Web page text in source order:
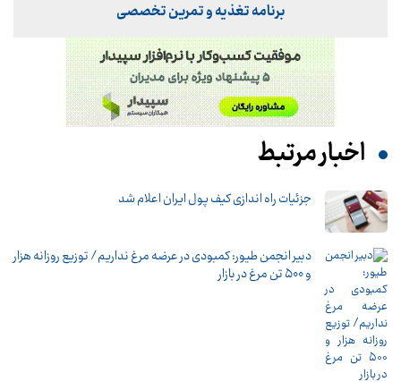
برنامه تغذیه و تمرین تخصصی
اخبار مرتبط
جزئیات راه اندازی کیف پول ایران اعلام شد
دبیر انجمن طیور: کمبودی در عرضه مرغ نداریم/ توزیع روزانه هزار
و ۵۰۰ تن مرغ در بازار